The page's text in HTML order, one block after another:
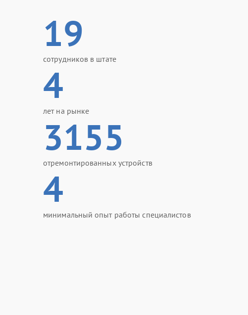
19
сотрудников в штате
4
лет на рынке
3155
отремонтированных устройств
4
минимальный опыт работы специалистов